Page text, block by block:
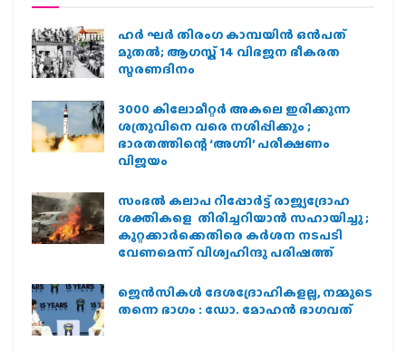
ഹര്‍ ഘര്‍ തിരംഗ കാമ്പയിന്‍ ഒന്‍പത്
മുതല്‍; ആഗസ്ത് 14 വിഭജന ഭീകരത
സ്മരണദിനം
3000 കിലോമീറ്റർ അകലെ ഇരിക്കുന്ന
ശത്രുവിനെ വരെ നശിപ്പിക്കും ;
ഭാരതത്തിന്റെ ‘അഗ്നി’ പരീക്ഷണം
വിജയം
സംഭൽ കലാപ റിപ്പോർട്ട് രാജ്യദ്രോഹ
ശക്തികളെ തിരിച്ചറിയാൻ സഹായിച്ചു ;
കുറ്റക്കാർക്കെതിരെ കർശന നടപടി
വേണമെന്ന് വിശ്വഹിന്ദു പരിഷത്ത്
ജെന്‍സികള്‍ ദേശദ്രോഹികളല്ല, നമ്മുടെ
തന്നെ ഭാഗം : ഡോ. മോഹന്‍ ഭാഗവത്